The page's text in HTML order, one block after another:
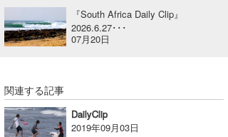
『South Africa Daily Clip』
2026.6.27･･･
07月20日
関連する記事
DailyClip
2019年09月03日
KY
mitz
OYZ